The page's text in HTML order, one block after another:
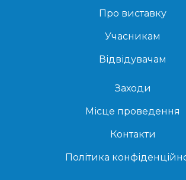
Про виставку
Учасникам
Відвідувачам
Заходи
Місце проведення
Контакти
Політика